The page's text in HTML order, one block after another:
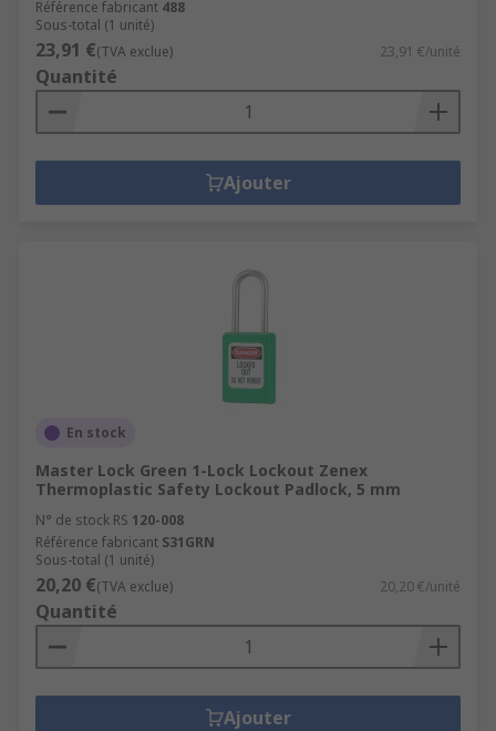
Référence fabricant 488
Sous-total (1 unité)
23,91 €(TVA exclue) 23,91 €/unité
Quantité
Ajouter
En stock
Master Lock Green 1-Lock Lockout Zenex
Thermoplastic Safety Lockout Padlock, 5 mm
N° de stock RS 120-008
Référence fabricant S31GRN
Sous-total (1 unité)
20,20 €(TVA exclue) 20,20 €/unité
Quantité
Ajouter